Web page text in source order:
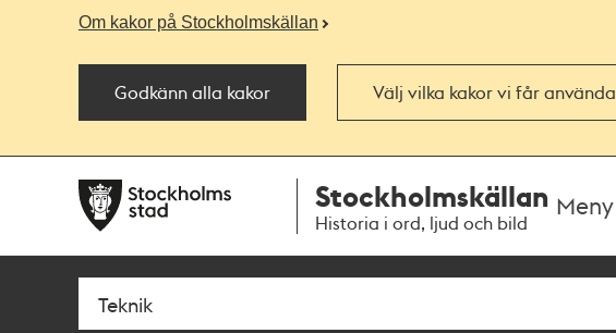
Om kakor på Stockholmskällan
Godkänn alla kakor Välj vilka kakor vi får använda
navigationen
huvudinnehållet
Stockholmskällan
Historia i ord, ljud och bild
Meny
Sök